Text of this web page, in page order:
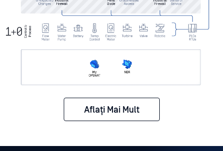
Aflați Mai Mult